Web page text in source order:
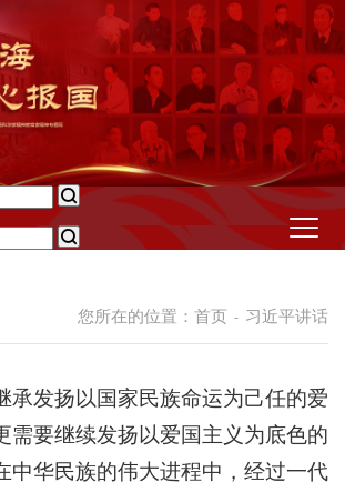
您所在的位置： 首页 - 习近平讲话
承发扬以国家民族命运为己任的爱
需要继续发扬以爱国主义为底色的
中华民族的伟大进程中，经过一代